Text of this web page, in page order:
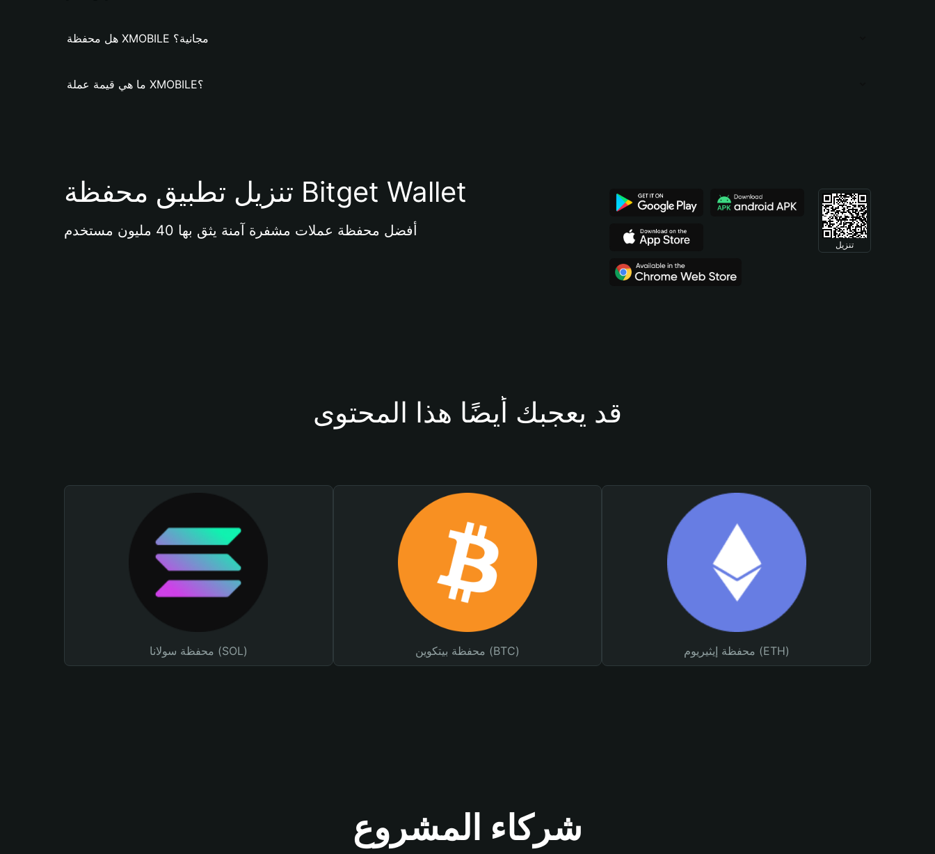
هل محفظة XMOBILE مجانية؟
ما هي قيمة عملة XMOBILE؟
تنزيل تطبيق محفظة Bitget Wallet
أفضل محفظة عملات مشفرة آمنة يثق بها 40 مليون مستخدم
تنزيل
قد يعجبك أيضًا هذا المحتوى
محفظة سولانا (SOL) محفظة بيتكوين (BTC) محفظة إيثيريوم (ETH)
شركاء المشروع